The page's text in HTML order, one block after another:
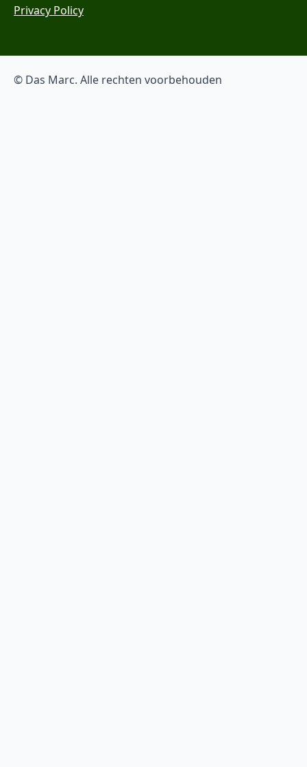
Privacy Policy
© Das Marc. Alle rechten voorbehouden